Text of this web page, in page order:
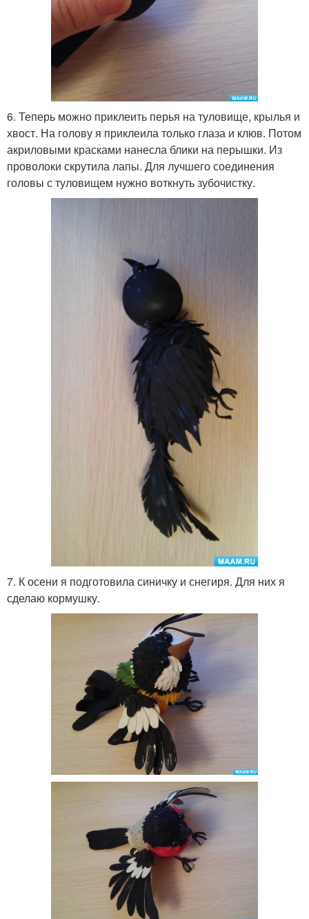
6. Теперь можно приклеить перья на туловище, крылья и
хвост. На голову я приклеила только глаза и клюв. Потом
акриловыми красками нанесла блики на перышки. Из
проволоки скрутила лапы. Для лучшего соединения
головы с туловищем нужно воткнуть зубочистку.
7. К осени я подготовила синичку и снегиря. Для них я
сделаю кормушку.